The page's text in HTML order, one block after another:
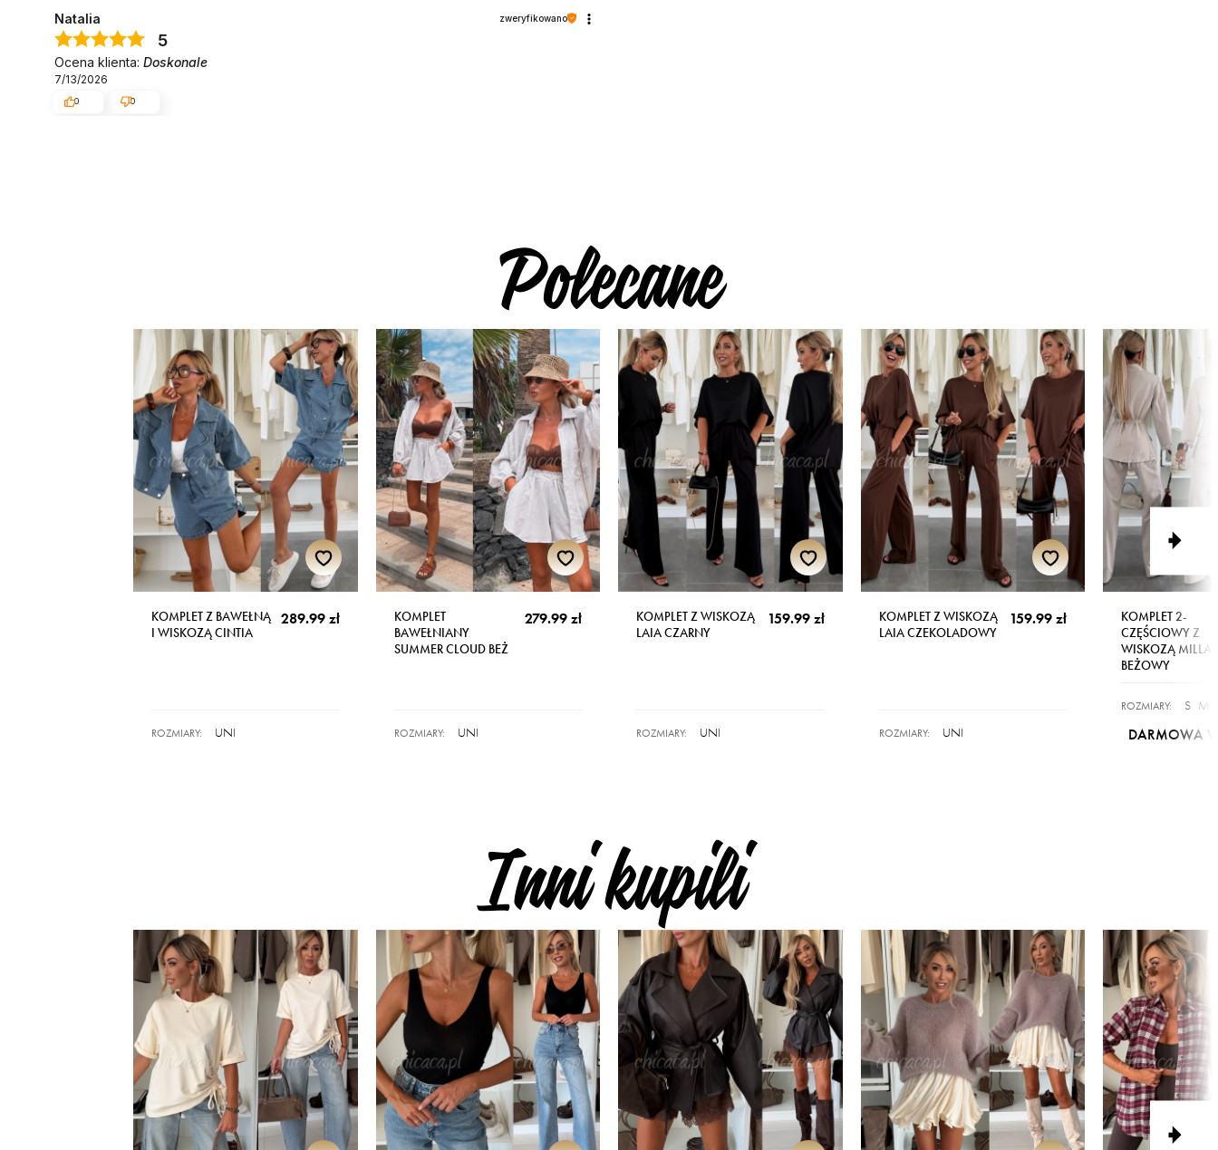
Natalia zweryfikowano
5
Ocena klienta: Doskonale
7/13/2026
0 0
Polecane
KOMPLET Z BAWEŁNĄ
I WISKOZĄ CINTIA
289.99 zł
ROZMIARY: UNI
KOMPLET
BAWEŁNIANY
SUMMER CLOUD BEŻ
279.99 zł
ROZMIARY: UNI
KOMPLET Z WISKOZĄ
LAIA CZARNY
159.99 zł
ROZMIARY: UNI
KOMPLET Z WISKOZĄ
LAIA CZEKOLADOWY
159.99 zł
ROZMIARY: UNI
KOMPLET 2-
CZĘŚCIOWY Z
WISKOZĄ MILLA
BEŻOWY
ROZMIARY: S M
DARMOWA
Inni kupili